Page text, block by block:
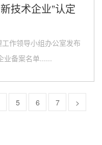
技术企业”认定
作领导小组办公室发布
业备案名单......
5 6 7
>